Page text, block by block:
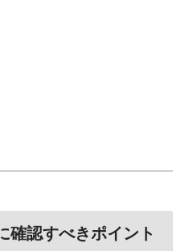
確認すべきポイント